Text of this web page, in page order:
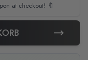
at checkout! 🔖